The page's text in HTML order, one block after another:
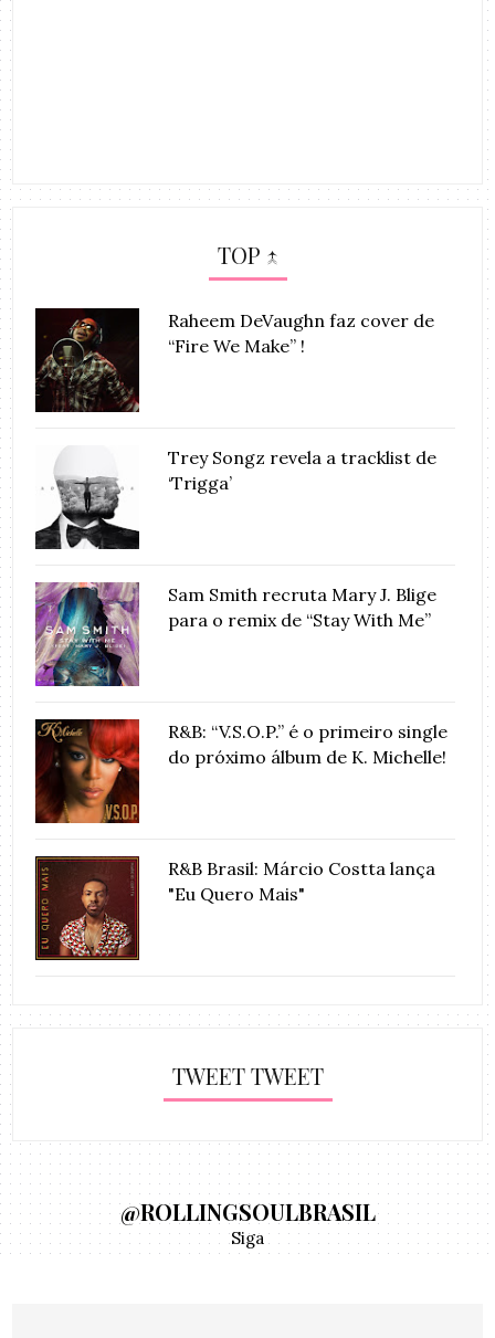
TOP ↑
Raheem DeVaughn faz cover de
“Fire We Make” !
Trey Songz revela a tracklist de
‘Trigga’
Sam Smith recruta Mary J. Blige
para o remix de “Stay With Me”
R&B: “V.S.O.P.” é o primeiro single
do próximo álbum de K. Michelle!
R&B Brasil: Márcio Costta lança
"Eu Quero Mais"
TWEET TWEET
@ROLLINGSOULBRASIL
Siga